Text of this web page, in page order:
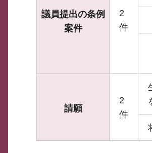
議員提出の条例
案件
2
件
請願
2
件